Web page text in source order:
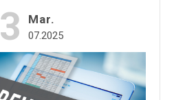
Mar.
07.2025